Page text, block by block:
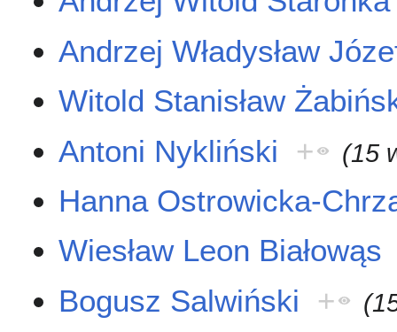
Andrzej Władysław
Witold Stanisław
Antoni Nykliński
+ (15
Hanna Ostrowicka-
Wiesław Leon Białowąs
Bogusz Salwiński
+